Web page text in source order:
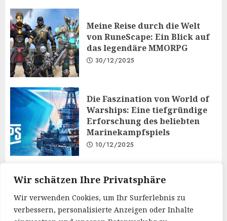
Wir schätzen Ihre Privatsphäre
Wir verwenden Cookies, um Ihr Surferlebnis zu
verbessern, personalisierte Anzeigen oder Inhalte
Meine Reise durch die Welt
von RuneScape: Ein Blick auf
das legendäre MMORPG
30/12/2025
Die Faszination von World of
Warships: Eine tiefgründige
Erforschung des beliebten
Marinekampfspiels
10/12/2025
Taktisches Denken und
Diplomatie: Der
Mehrspielermodus von Iron
Order 1919